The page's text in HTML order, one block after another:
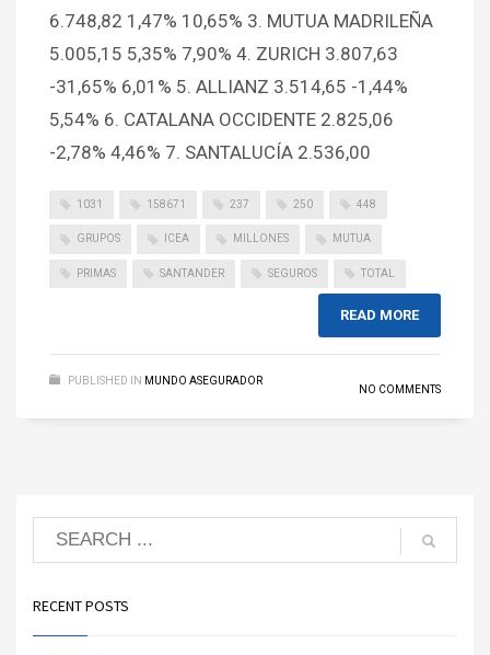
6.748,82 1,47% 10,65% 3. MUTUA MADRILEÑA
5.005,15 5,35% 7,90% 4. ZURICH 3.807,63
-31,65% 6,01% 5. ALLIANZ 3.514,65 -1,44%
5,54% 6. CATALANA OCCIDENTE 2.825,06
-2,78% 4,46% 7. SANTALUCÍA 2.536,00
1031 158671 237 250 448
GRUPOS ICEA MILLONES MUTUA
PRIMAS SANTANDER SEGUROS TOTAL
READ MORE
PUBLISHED IN MUNDO ASEGURADOR
NO COMMENTS
RECENT POSTS